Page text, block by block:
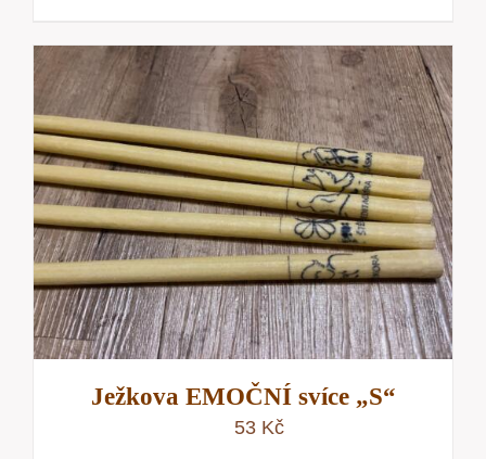
Ježkova EMOČNÍ svíce „S“
53 Kč